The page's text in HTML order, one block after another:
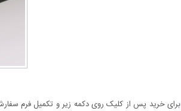
برای خرید پس از کلیک روی دکمه زیر و تکمیل فرم